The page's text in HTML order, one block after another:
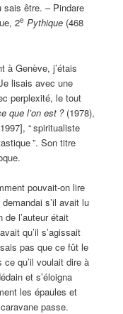
sais être. – Pindare
2e Pythique (468
à Genève, j’étais
lisais avec une
perplexité, le tout
que l’on est ?(1978),
“spiritualiste
”. Son titre
pouvait-on lire
s’il avait lu
l’auteur était
qu’il s’agissait
pas que ce fût le
qu’il voulait dire à
et s’éloigna
les épaules et
passe.